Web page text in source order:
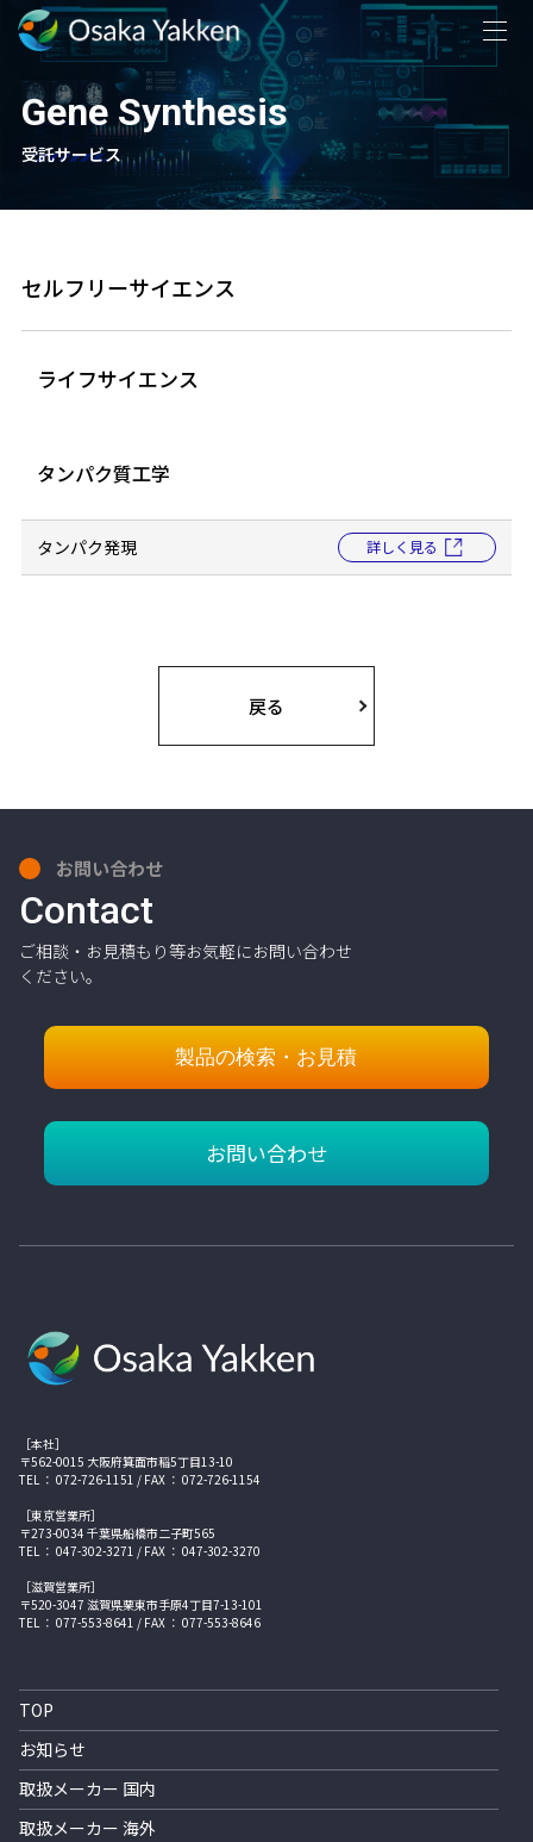
Gene Synthesis
受託サービス
セルフリーサイエンス
ライフサイエンス
タンパク質工学
タンパク発現 詳しく見る
戻る
お問い合わせ
Contact
ご相談・お見積もり等お気軽にお問い合わせ
ください。
製品の検索・お見積
お問い合わせ
［本社］
〒562-0015 大阪府箕面市稲5丁目13-10
TEL ： 072-726-1151 / FAX ： 072-726-1154
［東京営業所］
〒273-0034 千葉県船橋市二子町565
TEL ： 047-302-3271 / FAX ： 047-302-3270
［滋賀営業所］
〒520-3047 滋賀県栗東市手原4丁目7-13-101
TEL ： 077-553-8641 / FAX ： 077-553-8646
TOP
お知らせ
取扱メーカー 国内
取扱メーカー 海外